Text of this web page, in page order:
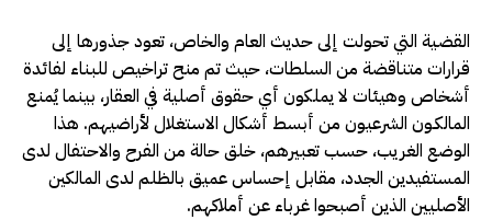
القضية التي تحولت إلى حديث العام والخاص، تعود جذورها إلى
قرارات متناقضة من السلطات، حيث تم منح تراخيص للبناء لفائدة
أشخاص وهيئات لا يملكون أي حقوق أصلية في العقار، بينما يُمنع
المالكـون الشرعيون من أبسط أشكال الاستغلال لأراضيهم. هذا
الوضع الغريب، حسب تعبيرهم، خلق حالة من الفرح والاحتفال لدى
المستفيدين الجدد، مقابل إحساس عميق بالظلم لدى المالكين
الأصليين الذين أصبحوا غرباء عن أملاكهم.